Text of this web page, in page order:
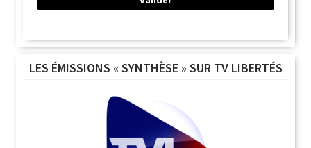
LES ÉMISSIONS « SYNTHÈSE » SUR TV LIBERTÉS